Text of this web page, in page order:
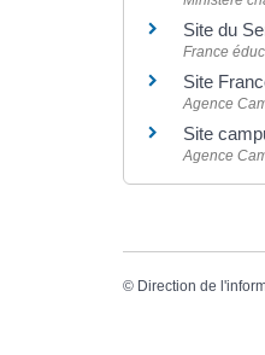
Site du
France
Site
Agence
Site
Agence
© Direction de